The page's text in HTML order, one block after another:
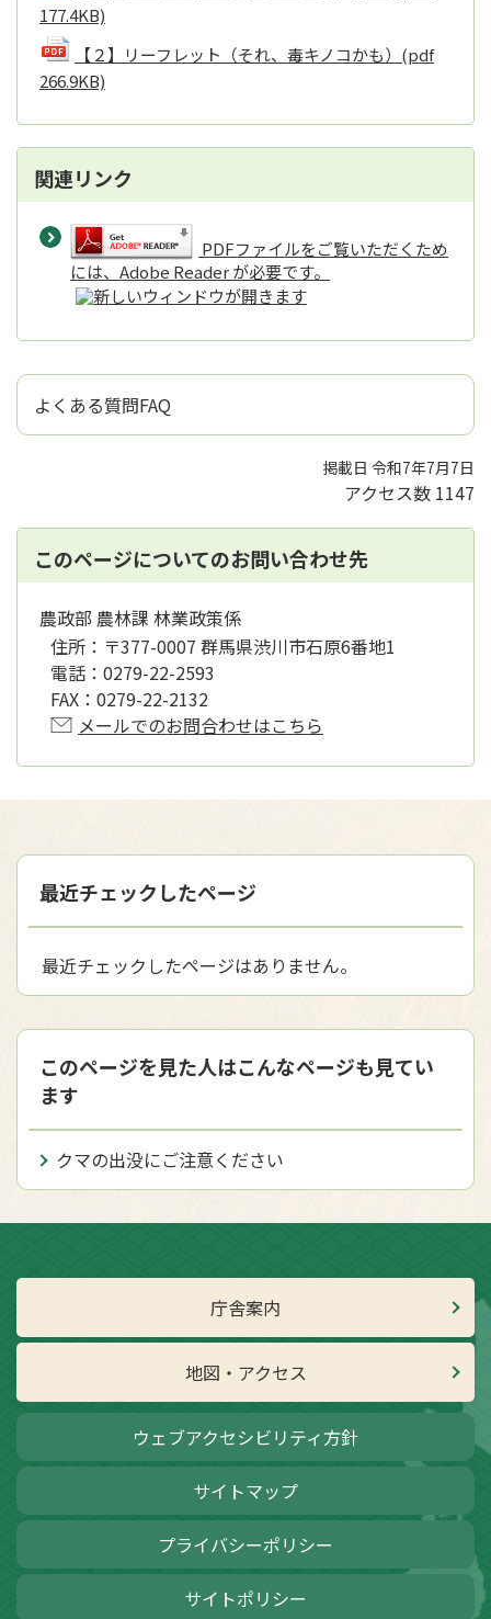
177.4KB)
【２】リーフレット（それ、毒キノコかも） (pdf
266.9KB)
関連リンク
PDFファイルをご覧いただくため
には、Adobe Reader が必要です。
よくある質問FAQ
掲載日 令和7年7月7日
アクセス数 1147
このページについてのお問い合わせ先
農政部 農林課 林業政策係
住所： 〒377-0007 群馬県渋川市石原6番地1
電話： 0279-22-2593
FAX： 0279-22-2132
メールでのお問合わせはこちら
最近チェックしたページ
最近チェックしたページはありません。
このページを見た人はこんなページも見てい
ます
クマの出没にご注意ください
庁舎案内
地図・アクセス
ウェブアクセシビリティ方針
サイトマップ
プライバシーポリシー
サイトポリシー